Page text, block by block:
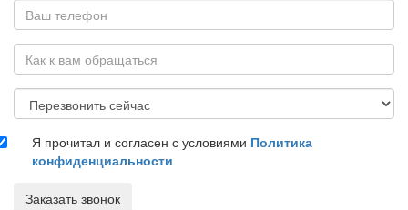
Я прочитал и согласен с условиями Политика
конфиденциальности
Заказать звонок